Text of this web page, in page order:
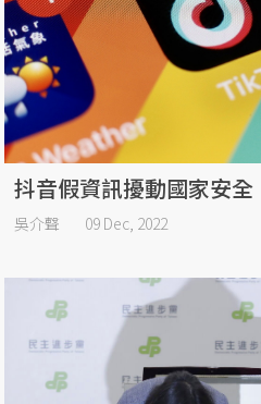
抖音假資訊擾動國家安
吳介聲 09 Dec, 2022